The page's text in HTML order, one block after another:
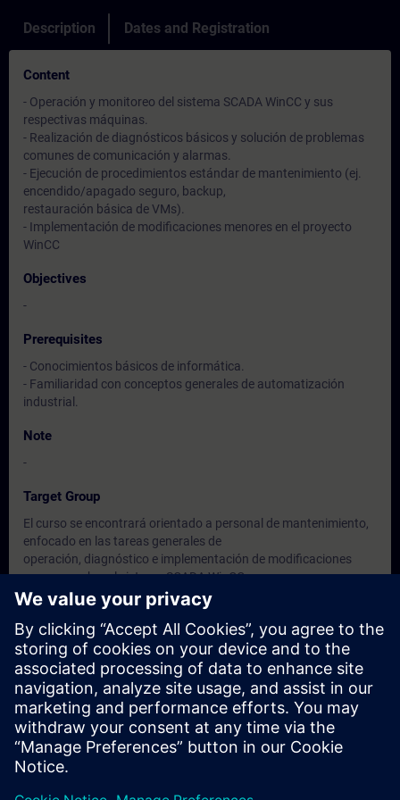
Description Dates and Registration
Content
- Operación y monitoreo del sistema SCADA WinCC y sus
respectivas máquinas.
- Realización de diagnósticos básicos y solución de problemas
comunes de comunicación y alarmas.
- Ejecución de procedimientos estándar de mantenimiento (ej.
encendido/apagado seguro, backup,
restauración básica de VMs).
- Implementación de modificaciones menores en el proyecto
WinCC
Objectives
-
Prerequisites
- Conocimientos básicos de informática.
- Familiaridad con conceptos generales de automatización
industrial.
Note
-
Target Group
El curso se encontrará orientado a personal de mantenimiento,
enfocado en las tareas generales de
operación, diagnóstico e implementación de modificaciones
menores sobre el sistema SCADA WinCC
y su infraestructura de virtualización.
Dates And Registration
Currently, no events available
Add yourself to the course request list and you will be notified
when new dates become available.
Activate notification service